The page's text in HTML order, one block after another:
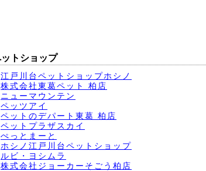
トショップ
江戸川台ペットショップホシノ
株式会社東葛ペット 柏店
ニューマウンテン
ペッツアイ
ペットのデパート東葛 柏店
ペットプラザスカイ
ぺっとまーと
ホシノ江戸川台ペットショップ
ルビ・ヨシムラ
株式会社ジョーカーそごう柏店